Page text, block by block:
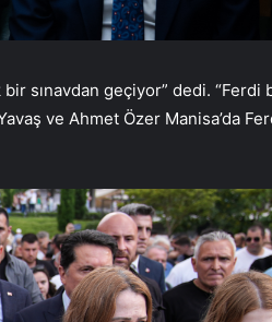
sınavdan geçiyor” dedi. “Ferdi
ve Ahmet Özer Manisa’da